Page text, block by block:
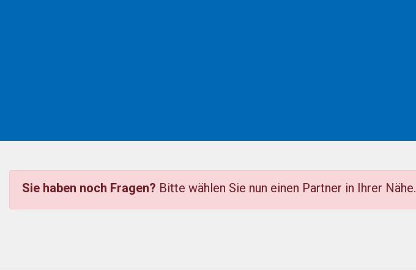
Sie haben noch Fragen? Bitte wählen Sie nun einen Partner in Ihrer Nähe.